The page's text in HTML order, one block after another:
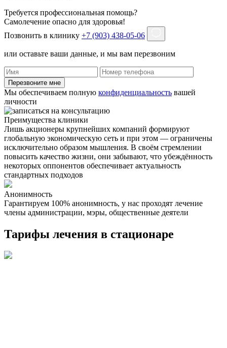
Требуется профессиональная помощь?
Самолечение опасно для здоровья!
Позвонить в клинику +7 (903) 438-05-06
или оставьте ваши данные, и мы вам перезвоним
Перезвоните мне
Мы обеспечиваем полную конфиденциальность вашей
личности
Преимущества клиники
Лишь акционеры крупнейших компаний формируют
глобальную экономическую сеть и при этом — ограничены
исключительно образом мышления. В своём стремлении
повысить качество жизни, они забывают, что убеждённость
некоторых оппонентов обеспечивает актуальность
стандартных подходов
Анонимность
Гарантируем 100% анонимность, у нас проходят лечение
члены администрации, мэры, общественные деятели
Тарифы лечения в стационаре